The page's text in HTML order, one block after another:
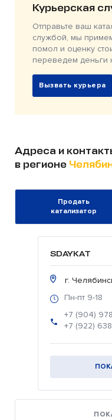
Курьерская
Отправьте ваш
службой, мы
помол и оценку
переведем деньги
Вызвать курьера
Адреса и
в регионе
Продать
катализатор
SDAYKAT
г.
Пн-пт 9-18
+7 (904)
+7 (922)